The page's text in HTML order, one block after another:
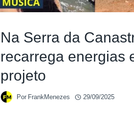
Na Serra da
recarrega energias
projeto
Por FrankMenezes 29/09/2025